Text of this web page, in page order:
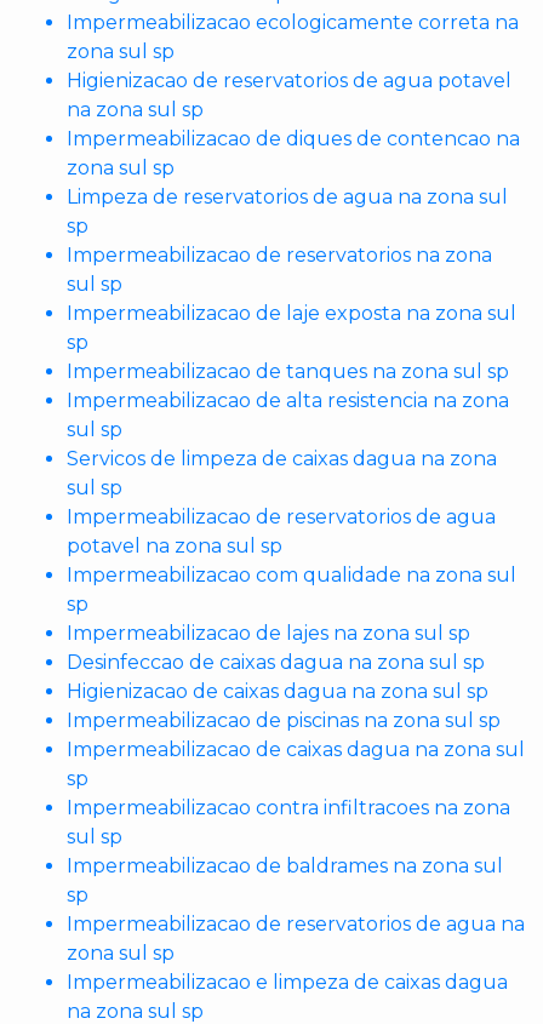
Impermeabilizacao ecologicamente correta na
zona sul sp
Higienizacao de reservatorios de agua potavel
na zona sul sp
Impermeabilizacao de diques de contencao na
zona sul sp
Limpeza de reservatorios de agua na zona sul
sp
Impermeabilizacao de reservatorios na zona
sul sp
Impermeabilizacao de laje exposta na zona sul
sp
Impermeabilizacao de tanques na zona sul sp
Impermeabilizacao de alta resistencia na zona
sul sp
Servicos de limpeza de caixas dagua na zona
sul sp
Impermeabilizacao de reservatorios de agua
potavel na zona sul sp
Impermeabilizacao com qualidade na zona sul
sp
Impermeabilizacao de lajes na zona sul sp
Desinfeccao de caixas dagua na zona sul sp
Higienizacao de caixas dagua na zona sul sp
Impermeabilizacao de piscinas na zona sul sp
Impermeabilizacao de caixas dagua na zona sul
sp
Impermeabilizacao contra infiltracoes na zona
sul sp
Impermeabilizacao de baldrames na zona sul
sp
Impermeabilizacao de reservatorios de agua na
zona sul sp
Impermeabilizacao e limpeza de caixas dagua
na zona sul sp